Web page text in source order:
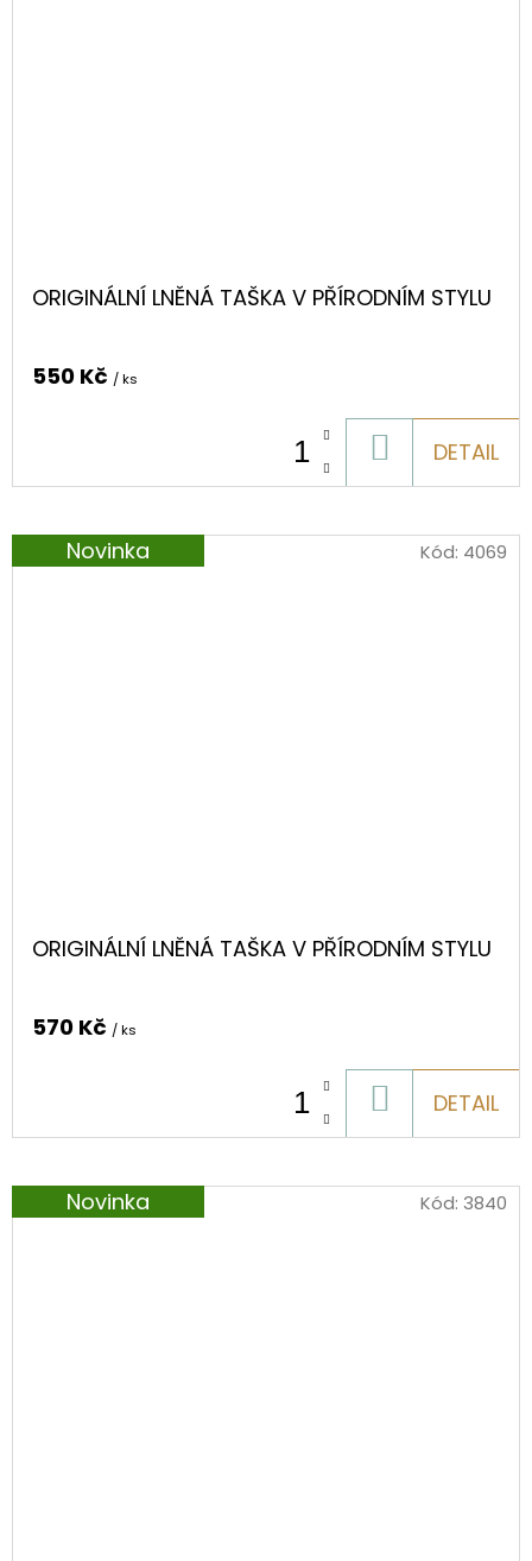
ORIGINÁLNÍ LNĚNÁ TAŠKA V PŘÍRODNÍM STYLU
550 Kč / ks
KOŠÍKU
DETAIL
Novinka
ORIGINÁLNÍ LNĚNÁ TAŠKA V PŘÍRODNÍM STYLU
570 Kč / ks
KOŠÍKU
DETAIL
Kód: 4069
Novinka Kód: 3840